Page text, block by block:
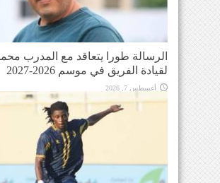
الرسالة طورا يتعاقد مع المدرب
لقيادة الفريق في موسم 2026-2027
أغسطس 7, 2026